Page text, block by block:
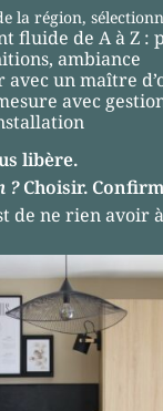
la région,
fluide de A à Z :
ambiance
avec un maître
avec
libère.
?Choisir.
de ne rien avoir